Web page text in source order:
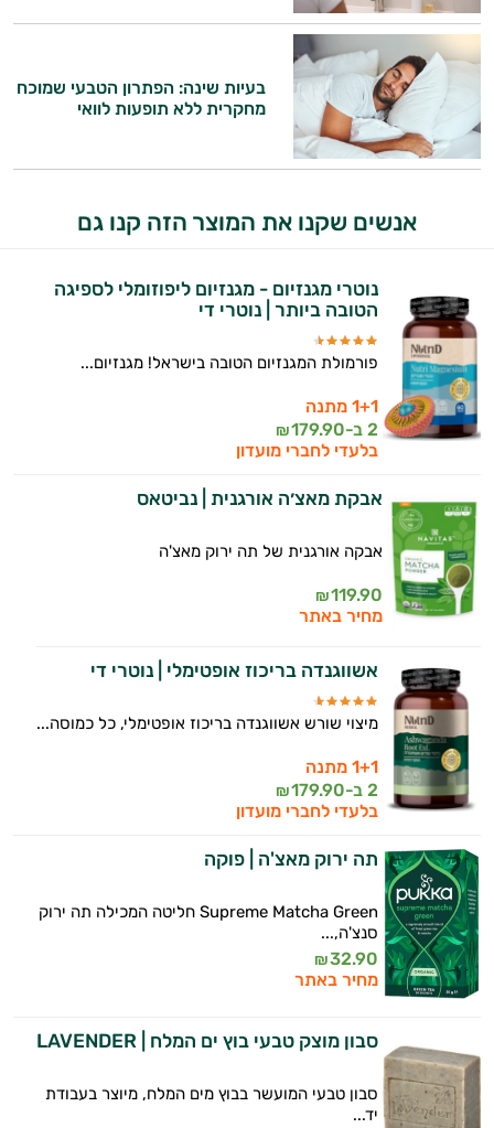
בעיות שינה: הפתרון הטבעי שמוכח
מחקרית ללא תופעות לוואי
אנשים שקנו את המוצר הזה קנו גם
נוטרי מגנזיום - מגנזיום ליפוזומלי לספיגה
הטובה ביותר | נוטרי די
פורמולת המגנזיום הטובה בישראל! מגנזיום...
1+1 מתנה
2 ב-
179.90
₪
בלעדי לחברי מועדון
אבקת מאצ׳ה אורגנית | נביטאס
אבקה אורגנית של תה ירוק מאצ'ה
119.90
₪
מחיר באתר
אשווגנדה בריכוז אופטימלי | נוטרי די
מיצוי שורש אשווגנדה בריכוז אופטימלי, כל כמוסה...
1+1 מתנה
2 ב-
179.90
₪
בלעדי לחברי מועדון
תה ירוק מאצ'ה | פוקה
Supreme Matcha Green חליטה המכילה תה ירוק
סנצ'ה,...
32.90
₪
מחיר באתר
סבון מוצק טבעי בוץ ים המלח | LAVENDER
סבון טבעי המועשר בבוץ מים המלח, מיוצר בעבודת
יד...
היי,
התשובות שלי מבוססות על מאגרי מידע קליניים
וספרות מקצועית בתחומי הרפואה הטבעית
ותזונת הספורט.
אני כאן כדי לעזור לך להתאים את תוספי
התזונה ומוצרי הבריאות המדויקים למטרות
ולמצב הגופני שלך, ולהסביר לך אילו רכיבים
יום וגם בתחום הכושר והספורט.
המטרה שלי היא להתאים עבורך המלצות
אישיות מבוססות מדעית.
זה הזמן להתחיל. איך אוכל לעזור?